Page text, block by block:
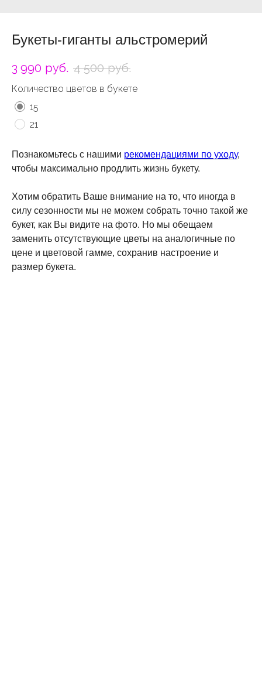
Букеты-гиганты альстромерий
3 990 руб. 4 500 руб.
Количество цветов в букете
15
21
Познакомьтесь с нашими рекомендациями по уходу,
чтобы максимально продлить жизнь букету.
Хотим обратить Ваше внимание на то, что иногда в
силу сезонности мы не можем собрать точно такой же
букет, как Вы видите на фото. Но мы обещаем
заменить отсутствующие цветы на аналогичные по
цене и цветовой гамме, сохранив настроение и
размер букета.